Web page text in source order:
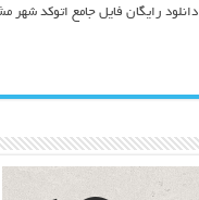
دانلود رایگان فایل جامع اتوکد شهر